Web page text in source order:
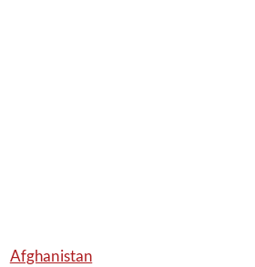
Afghanistan